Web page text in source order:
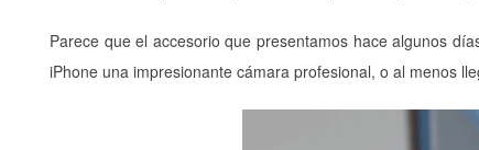
Parece que el accesorio que presentamos hace algunos
iPhone una impresionante cámara profesional, o al menos